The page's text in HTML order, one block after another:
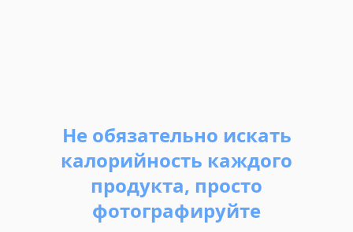
Не обязательно искать
калорийность каждого
продукта, просто
фотографируйте